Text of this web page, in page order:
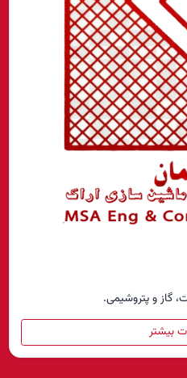
گاز و پتروشیمی.
بیشتر